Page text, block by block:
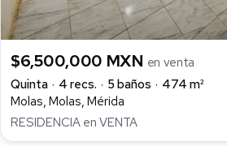
$6,500,000 MXN en venta
Quinta
4 recs. 5 baños
474 m²
Molas, Molas, Mérida
RESIDENCIA en VENTA